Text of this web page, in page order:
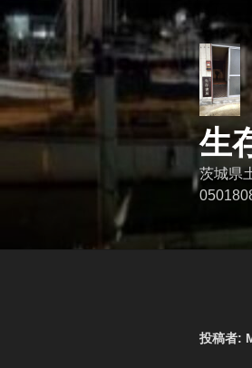
コ
ン
ン
ツ
生
茨城県
投稿者: